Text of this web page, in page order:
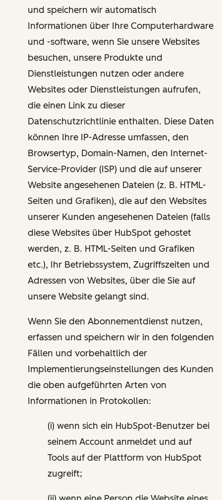
und speichern wir automatisch
Informationen über Ihre Computerhardware
und -software, wenn Sie unsere Websites
besuchen, unsere Produkte und
Dienstleistungen nutzen oder andere
Websites oder Dienstleistungen aufrufen,
die einen Link zu dieser
Datenschutzrichtlinie enthalten. Diese Daten
können Ihre IP-Adresse umfassen, den
Browsertyp, Domain-Namen, den Internet-
Service-Provider (ISP) und die auf unserer
Website angesehenen Dateien (z. B. HTML-
Seiten und Grafiken), die auf den Websites
unserer Kunden angesehenen Dateien (falls
diese Websites über HubSpot gehostet
werden, z. B. HTML-Seiten und Grafiken
etc.), Ihr Betriebssystem, Zugriffszeiten und
Adressen von Websites, über die Sie auf
unsere Website gelangt sind.
Wenn Sie den Abonnementdienst nutzen,
erfassen und speichern wir in den folgenden
Fällen und vorbehaltlich der
Implementierungseinstellungen des Kunden
die oben aufgeführten Arten von
Informationen in Protokollen:
(i) wenn sich ein HubSpot-Benutzer bei
seinem Account anmeldet und auf
Tools auf der Plattform von HubSpot
zugreift;